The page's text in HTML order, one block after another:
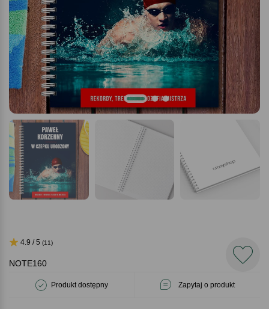
NOTE160
Produkt dostępny Zapytaj o produkt
4.9 / 5 (11)